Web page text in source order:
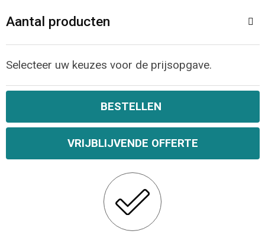
Aantal producten
Selecteer uw keuzes voor de prijsopgave.
BESTELLEN
VRIJBLIJVENDE OFFERTE